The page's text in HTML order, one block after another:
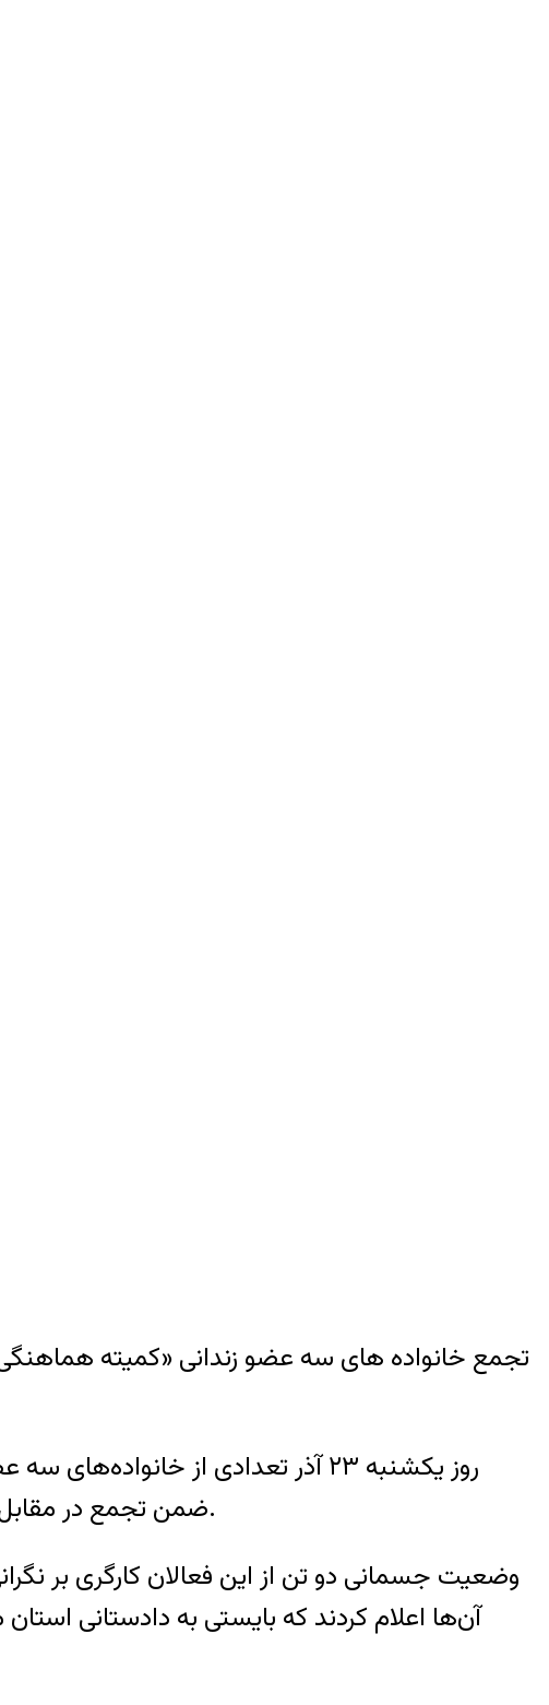
تجمع خانواده های سه عضو زندانی «کمیته
روز یکشنبه ۲۳ آذر تعدادی از
ضمن تجمع در مقابل ستاد خبری اداره اطلاعات این شهر، خواهان پاسخگویی در مورد وضعیت فرزندانشان شدند.
وضعیت جسمانی دو تن از این فعالان کارگری بر
آن‌ها اعلام کردند که بایستی به دادستانی